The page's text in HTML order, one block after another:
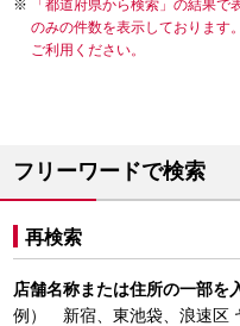
「都道府県から検索」の結果
のみの件数を表示しております
ご利用ください。
フリーワードで検索
再検索
店舗名称または住所の一部を
例） 新宿、東池袋、浪速区